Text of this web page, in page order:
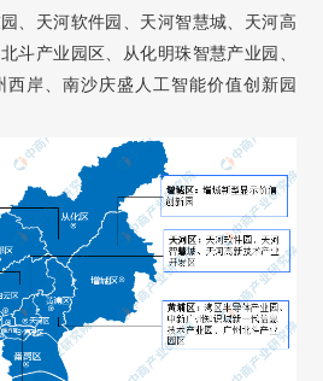
、天河软件园、天河智慧城、天河高
斗产业园区、从化明珠智慧产业园、
西岸、南沙庆盛人工智能价值创新园